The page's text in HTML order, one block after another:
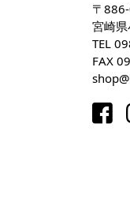
〒
宮崎
TEL
FAX
shop